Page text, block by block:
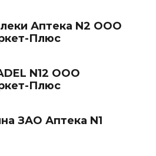
Аптека N2 ООО
Плюс
N12 ООО
Плюс
ЗАО Аптека N1